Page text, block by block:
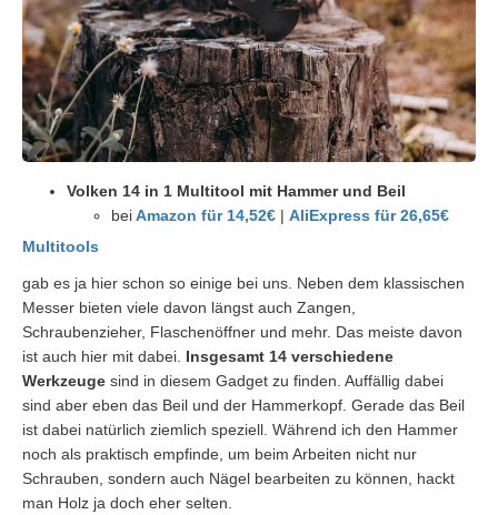
Volken 14 in 1 Multitool mit Hammer und Beil
beiAmazon für 14,52€ | AliExpress für 26,65€
Multitools
gab es ja hier schon so einige bei uns. Neben dem klassischen
Messer bieten viele davon längst auch Zangen,
Schraubenzieher, Flaschenöffner und mehr. Das meiste davon
ist auch hier mit dabei. Insgesamt 14 verschiedene
Werkzeuge sind in diesem Gadget zu finden. Auffällig dabei
sind aber eben das Beil und der Hammerkopf. Gerade das Beil
ist dabei natürlich ziemlich speziell. Während ich den Hammer
noch als praktisch empfinde, um beim Arbeiten nicht nur
Schrauben, sondern auch Nägel bearbeiten zu können, hackt
man Holz ja doch eher selten.